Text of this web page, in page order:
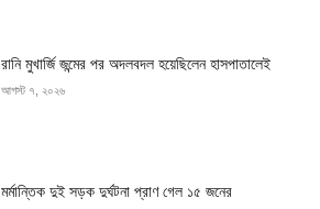
রানি মুখার্জি জন্মের পর অদলবদল হয়েছিলেন হাসপাতালেই
আগস্ট ৭, ২০২৬
মর্মান্তিক দুই সড়ক দুর্ঘটনা প্রাণ গেল ১৫ জনের